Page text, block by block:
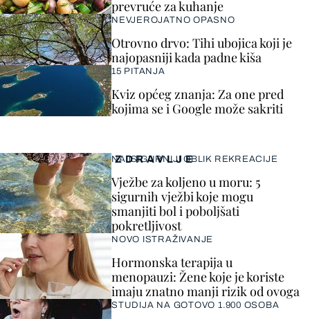
ZDRAVLJE
NAJSIGURNIJI OBLIK REKREACIJE
Vježbe za koljeno u moru: 5
sigurnih vježbi koje mogu
smanjiti bol i poboljšati
pokretljivost
NOVO ISTRAŽIVANJE
Hormonska terapija u
menopauzi: Žene koje je koriste
imaju znatno manji rizik od ovoga
STUDIJA NA GOTOVO 1.900 OSOBA
prevruće za kuhanje
NEVJEROJATNO OPASNO
Otrovno drvo: Tihi ubojica koji je
najopasniji kada padne kiša
15 PITANJA
Kviz općeg znanja: Za one pred
kojima se i Google može sakriti